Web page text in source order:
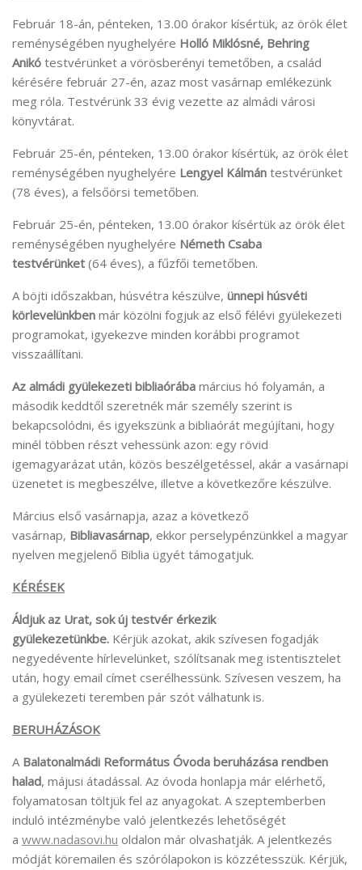
Február 18-án, pénteken, 13.00 órakor kísértük, az örök élet
reménységében nyughelyére Holló Miklósné, Behring
Anikó testvérünket a vörösberényi temetőben, a család
kérésére február 27-én, azaz most vasárnap emlékezünk
meg róla. Testvérünk 33 évig vezette az almádi városi
könyvtárat.
Február 25-én, pénteken, 13.00 órakor kísértük, az örök élet
reménységében nyughelyére Lengyel Kálmán testvérünket
(78 éves), a felsőörsi temetőben.
Február 25-én, pénteken, 13.00 órakor kísértük az örök élet
reménységében nyughelyére Németh Csaba
testvérünket (64 éves), a fűzfői temetőben.
A böjti időszakban, húsvétra készülve, ünnepi húsvéti
körlevelünkben már közölni fogjuk az első félévi gyülekezeti
programokat, igyekezve minden korábbi programot
visszaállítani.
Az almádi gyülekezeti bibliaórába március hó folyamán, a
második keddtől szeretnék már személy szerint is
bekapcsolódni, és igyekszünk a bibliaórát megújítani, hogy
minél többen részt vehessünk azon: egy rövid
igemagyarázat után, közös beszélgetéssel, akár a vasárnapi
üzenetet is megbeszélve, illetve a következőre készülve.
Március első vasárnapja, azaz a következő
vasárnap, Bibliavasárnap, ekkor perselypénzünkkel a magyar
nyelven megjelenő Biblia ügyét támogatjuk.
KÉRÉSEK
Áldjuk az Urat, sok új testvér érkezik
gyülekezetünkbe. Kérjük azokat, akik szívesen fogadják
negyedévente hírlevelünket, szólítsanak meg istentisztelet
után, hogy email címet cserélhessünk. Szívesen veszem, ha
a gyülekezeti teremben pár szót válhatunk is.
BERUHÁZÁSOK
A Balatonalmádi Református Óvoda beruházása rendben
halad, májusi átadással. Az óvoda honlapja már elérhető,
folyamatosan töltjük fel az anyagokat. A szeptemberben
induló intézménybe való jelentkezés lehetőségét
a www.nadasovi.hu oldalon már olvashatják. A jelentkezés
módját köremailen és szórólapokon is közzétesszük. Kérjük,